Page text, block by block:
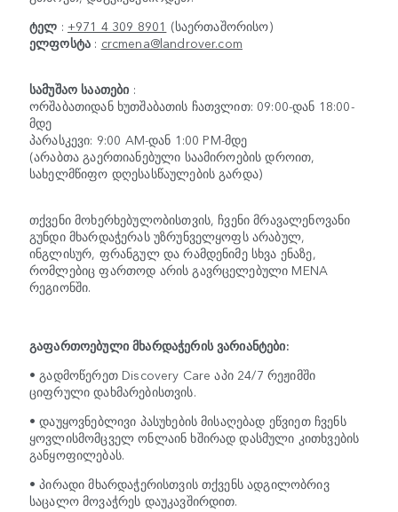
ტელ : +971 4 309 8901 (საერთაშორისო)
ელფოსტა : crcmena@landrover.com
სამუშაო საათები :
ორშაბათიდან ხუთშაბათის ჩათვლით: 09:00-დან 18:00-
მდე
პარასკევი: 9:00 AM-დან 1:00 PM-მდე
(არაბთა გაერთიანებული საამიროების დროით,
სახელმწიფო დღესასწაულების გარდა)
თქვენი მოხერხებულობისთვის, ჩვენი მრავალენოვანი
გუნდი მხარდაჭერას უზრუნველყოფს არაბულ,
ინგლისურ, ფრანგულ და რამდენიმე სხვა ენაზე,
რომლებიც ფართოდ არის გავრცელებული MENA
რეგიონში.
გაფართოებული მხარდაჭერის ვარიანტები:
• გადმოწერეთ Discovery Care აპი 24/7 რეჟიმში
ციფრული დახმარებისთვის.
• დაუყოვნებლივი პასუხების მისაღებად ეწვიეთ ჩვენს
ყოვლისმომცველ ონლაინ ხშირად დასმული კითხვების
განყოფილებას.
• პირადი მხარდაჭერისთვის თქვენს ადგილობრივ
საცალო მოვაჭრეს დაუკავშირდით.